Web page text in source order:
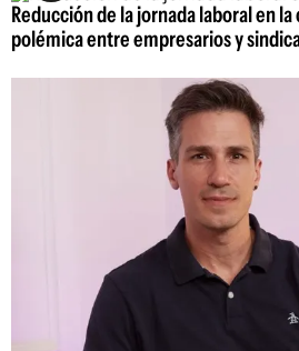
Reducción de la jornada laboral en
polémica entre empresarios y